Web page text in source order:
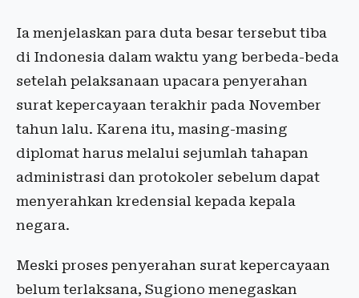
Ia menjelaskan para duta besar tersebut tiba
di Indonesia dalam waktu yang berbeda-beda
setelah pelaksanaan upacara penyerahan
surat kepercayaan terakhir pada November
tahun lalu. Karena itu, masing-masing
diplomat harus melalui sejumlah tahapan
administrasi dan protokoler sebelum dapat
menyerahkan kredensial kepada kepala
negara.
Meski proses penyerahan surat kepercayaan
belum terlaksana, Sugiono menegaskan